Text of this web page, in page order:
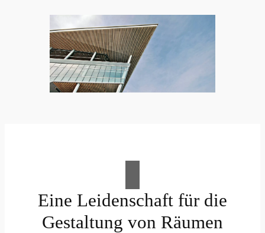
Eine Leidenschaft für die
Gestaltung von Räumen